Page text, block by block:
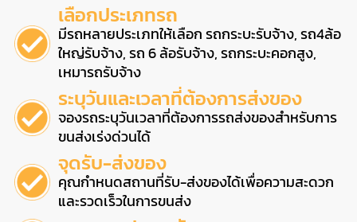
เลือกประเภทรถ
มีรถหลายประเภทให้เลือก รถกระบะรับจ้าง, รถ4ล้อ
ใหญ่รับจ้าง, รถ 6 ล้อรับจ้าง, รถกระบะคอกสูง,
เหมารถรับจ้าง
ระบุวันและเวลาที่ต้องการส่งของ
จองรถระบุวันเวลาที่ต้องการรถส่งของสำหรับการ
ขนส่งเร่งด่วนได้
จุดรับ-ส่งของ
คุณกำหนดสถานที่รับ-ส่งของได้เพื่อความสะดวก
และรวดเร็วในการขนส่ง